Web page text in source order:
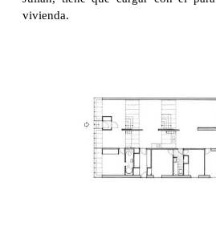
vivienda.